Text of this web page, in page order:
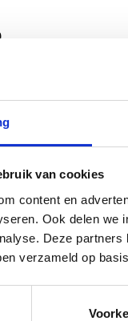
van cookies
content en
Ook delen we
Deze
verzameld op